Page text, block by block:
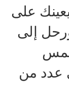
على
إلى
خمس
عدد من